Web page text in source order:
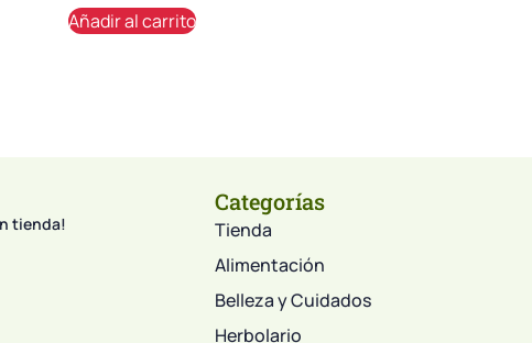
Añadir al carrito
tienda!
Categorías
Tienda
Alimentación
Belleza y Cuidados
Herbolario